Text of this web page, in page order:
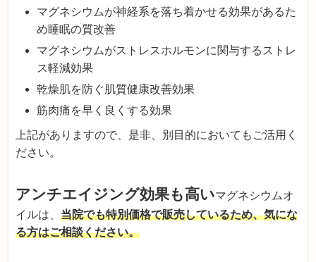
マグネシウムが神経系を落ち着かせる効果があるた
め睡眠の質改善
マグネシウムがストレスホルモンに関与するストレ
ス軽減効果
乾燥肌を防ぐ肌質健康改善効果
筋肉痛を早く良くする効果
上記がありますので、是非、別目的においてもご活用く
ださい。
アンチエイジング効果も高いマグネシウムオ
イルは、当院でも特別価格で販売しているため、気にな
る方はご相談ください。